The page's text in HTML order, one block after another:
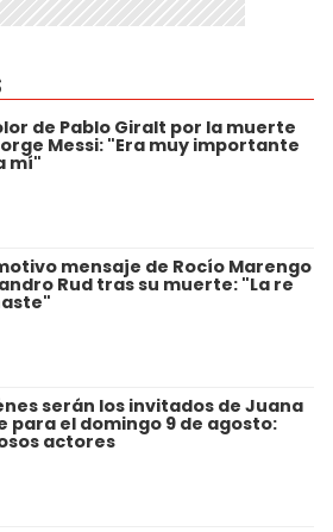
de Pablo Giralt por la muerte
Messi: "Era muy importante
mí"
mensaje de Rocío Marengo
Rud tras su muerte: "La re
serán los invitados de Juana
para el domingo 9 de agosto:
actores